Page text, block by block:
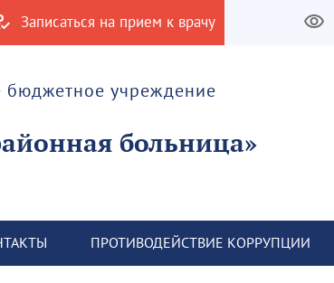
Записаться на прием к врачу
бюджетное учреждение
больница»
ПРОТИВОДЕЙСТВИЕ КОРРУПЦИИ